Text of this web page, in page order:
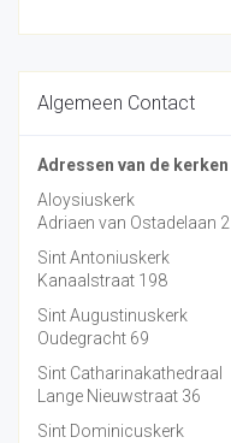
Algemeen Contact
Adressen van de kerken
Aloysiuskerk
Adriaen van Ostadelaan 2
Sint Antoniuskerk
Kanaalstraat 198
Sint Augustinuskerk
Oudegracht 69
Sint Catharinakathedraal
Lange Nieuwstraat 36
Sint Dominicuskerk